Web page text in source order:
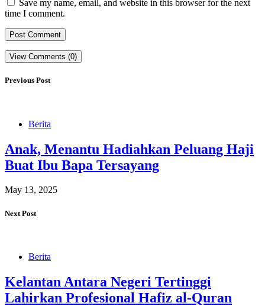
Save my name, email, and website in this browser for the next
time I comment.
View Comments (0)
Previous Post
Berita
Anak, Menantu Hadiahkan Peluang Haji
Buat Ibu Bapa Tersayang
May 13, 2025
Next Post
Berita
Kelantan Antara Negeri Tertinggi
Lahirkan Profesional Hafiz al-Quran